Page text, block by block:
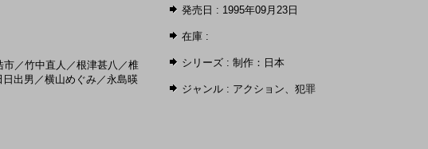
市／竹中直人 ／根津甚八 ／椎
日出男 ／横山めぐみ／永島暎
発売日 : 1995年09月23日
在庫 :
シリーズ : 制作：日本
ジャンル : アクション、 犯罪